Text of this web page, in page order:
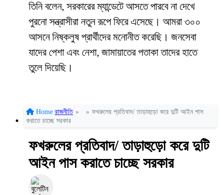
তিনি বলেন, সরকারের ম্যান্ডেটে আসতে পারবে না দেখে
পুরনো সন্ত্রাসীরা নতুন রূপে ফিরে এসেছে। আমরা ৩০০
আসনে নিষ্কলুষ প্রার্থীদের মনোনীত করেছি। জনসেবা
যাদের পেশা এবং নেশা, জামায়াতের পতাকা তাদের হাতে
তুলে দিয়েছি।
Home রাজনীতি » » ফখরুলের প্রতিবাদ/ তাড়াহুড়ো করে দুটি আইন পাস
করাতে চাচ্ছে সরকার
ফখরুলের প্রতিবাদ/ তাড়াহুড়ো করে দুটি
আইন পাস করাতে চাচ্ছে সরকার